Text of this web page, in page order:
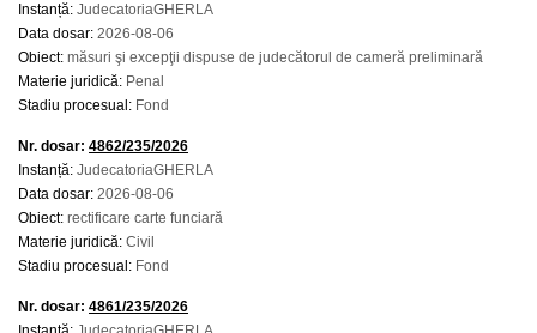
Instanță: JudecatoriaGHERLA
Data dosar: 2026-08-06
Obiect: măsuri şi excepţii dispuse de judecătorul de cameră preliminară
Materie juridică: Penal
Stadiu procesual: Fond
Nr. dosar: 4862/235/2026
Instanță: JudecatoriaGHERLA
Data dosar: 2026-08-06
Obiect: rectificare carte funciară
Materie juridică: Civil
Stadiu procesual: Fond
Nr. dosar: 4861/235/2026